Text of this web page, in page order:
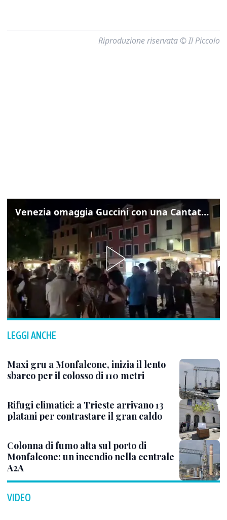
Riproduzione riservata © Il Piccolo
Venezia omaggia Guccini con una Cantata Anarchica in campo Santa Margherita
LEGGI ANCHE
Maxi gru a Monfalcone, inizia il lento
sbarco per il colosso di 110 metri
Rifugi climatici: a Trieste arrivano 13
platani per contrastare il gran caldo
Colonna di fumo alta sul porto di
Monfalcone: un incendio nella centrale
A2A
VIDEO